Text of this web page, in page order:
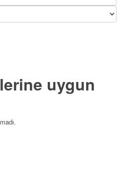
uygun